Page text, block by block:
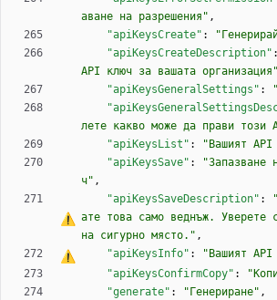
аване на разрешения" ,
"apiKeysCreate" :
"apiKeysCreateDescription" :
API ключ за вашата организация"
"apiKeysGeneralSettings" :
лете какво може да прави този
"apiKeysList" : "Вашият API
"apiKeysSave" :
"Запазване
ч" ,
"apiKeysSaveDescription" :
ате това само веднъж. Уверете
на сигурно място." ,
"apiKeysInfo" : "Вашият API
"apiKeysConfirmCopy" :
"generate" : "Генериране" ,